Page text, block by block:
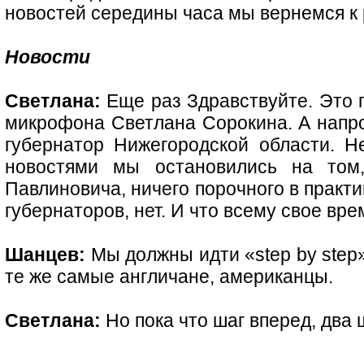
новостей середины часа мы вернемся к
Новости
Светлана: Еще раз Здравствуйте. Это
микрофона Светлана Сорокина. А
губернатор Нижегородской области.
новостями мы остановились на
Павлиновича, ничего порочного в
губернаторов, нет. И что всему свое
Шанцев: Мы должны идти «step by step»
те же самые англичане, американцы.
Светлана: Но пока что шаг вперед, два